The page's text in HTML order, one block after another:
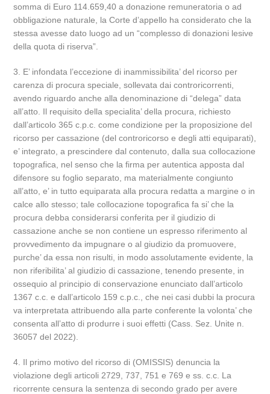
somma di Euro 114.659,40 a donazione remuneratoria o ad
obbligazione naturale, la Corte d’appello ha considerato che la
stessa avesse dato luogo ad un “complesso di donazioni lesive
della quota di riserva”.
3. E’ infondata l’eccezione di inammissibilita’ del ricorso per
carenza di procura speciale, sollevata dai controricorrenti,
avendo riguardo anche alla denominazione di “delega” data
all’atto. Il requisito della specialita’ della procura, richiesto
dall’articolo 365 c.p.c. come condizione per la proposizione del
ricorso per cassazione (del controricorso e degli atti equiparati),
e’ integrato, a prescindere dal contenuto, dalla sua collocazione
topografica, nel senso che la firma per autentica apposta dal
difensore su foglio separato, ma materialmente congiunto
all’atto, e’ in tutto equiparata alla procura redatta a margine o in
calce allo stesso; tale collocazione topografica fa si’ che la
procura debba considerarsi conferita per il giudizio di
cassazione anche se non contiene un espresso riferimento al
provvedimento da impugnare o al giudizio da promuovere,
purche’ da essa non risulti, in modo assolutamente evidente, la
non riferibilita’ al giudizio di cassazione, tenendo presente, in
ossequio al principio di conservazione enunciato dall’articolo
1367 c.c. e dall’articolo 159 c.p.c., che nei casi dubbi la procura
va interpretata attribuendo alla parte conferente la volonta’ che
consenta all’atto di produrre i suoi effetti (Cass. Sez. Unite n.
36057 del 2022).
4. Il primo motivo del ricorso di (OMISSIS) denuncia la
violazione degli articoli 2729, 737, 751 e 769 e ss. c.c. La
ricorrente censura la sentenza di secondo grado per avere